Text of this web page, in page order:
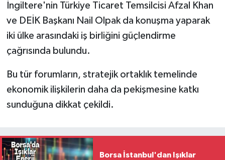
İngiltere'nin Türkiye Ticaret Temsilcisi Afzal Khan
ve DEİK Başkanı Nail Olpak da konuşma yaparak
iki ülke arasındaki iş birliğini güçlendirme
çağrısında bulundu.
Bu tür forumların, stratejik ortaklık temelinde
ekonomik ilişkilerin daha da pekişmesine katkı
sunduğuna dikkat çekildi.
Borsa İstanbul'dan Işıklar